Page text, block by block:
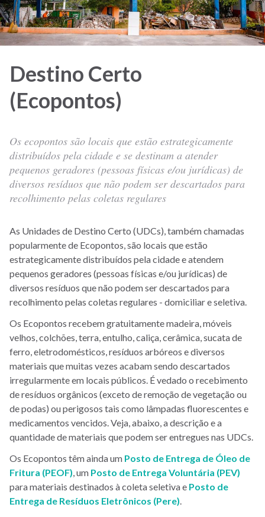
Destino Certo
(Ecopontos)
Os ecopontos são locais que estão estrategicamente
distribuídos pela cidade e se destinam a atender
pequenos geradores (pessoas físicas e/ou jurídicas) de
diversos resíduos que não podem ser descartados para
recolhimento pelas coletas regulares
As Unidades de Destino Certo (UDCs), também chamadas
popularmente de Ecopontos, são locais que estão
estrategicamente distribuídos pela cidade e atendem
pequenos geradores (pessoas físicas e/ou jurídicas) de
diversos resíduos que não podem ser descartados para
recolhimento pelas coletas regulares - domiciliar e seletiva.
Os Ecopontos recebem gratuitamente madeira, móveis
velhos, colchões, terra, entulho, caliça, cerâmica, sucata de
ferro, eletrodomésticos, resíduos arbóreos e diversos
materiais que muitas vezes acabam sendo descartados
irregularmente em locais públicos. É vedado o recebimento
de resíduos orgânicos (exceto de remoção de vegetação ou
de podas) ou perigosos tais como lâmpadas fluorescentes e
medicamentos vencidos. Veja, abaixo, a descrição e a
quantidade de materiais que podem ser entregues nas UDCs.
Os Ecopontos têm ainda um Posto de Entrega de Óleo de
Fritura (PEOF), um Posto de Entrega Voluntária (PEV)
para materiais destinados à coleta seletiva e Posto de
Entrega de Resíduos Eletrônicos (Pere).